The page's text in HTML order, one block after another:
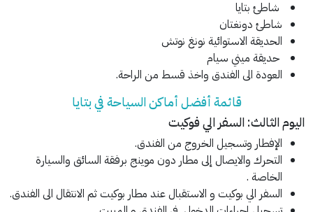
شاطئ بتايا
شاطئ دونغتان
الحديقة الاستوائية نونغ نوتش
حديقة ميني سيام
العودة الى الفندق واخذ قسط من الراحة.
قائمة أفضل أماكن السياحة في بتايا
اليوم الثالث: السفر الي فوكيت
الإفطار وتسجيل الخروج من الفندق.
التحرك والايصال إلى مطار دون موينج برفقة السائق والسيارة
الخاصة .
السفر الي بوكيت و الاستقبال عند مطار بوكيت ثم الانتقال الى الفندق.